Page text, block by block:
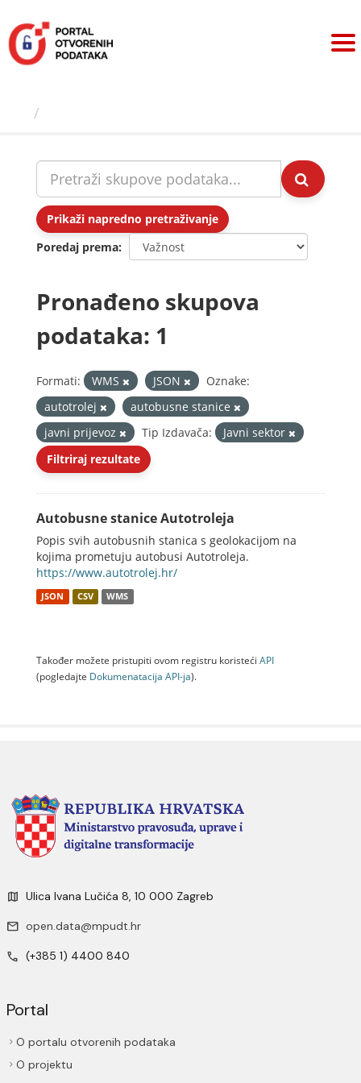
sadržaj
Prikaži napredno pretraživanje
Poredaj prema
Pronađeno skupova
podataka: 1
Formati: WMS JSON
Oznake:
autotrolej
autobusne stanice
javni prijevoz
Tip Izdavača:
Javni sektor
Filtriraj rezultate
Autobusne stanice Autotroleja
Popis svih autobusnih stanica s geolokacijom na
kojima prometuju autobusi Autotroleja.
https://www.autotrolej.hr/
JSON CSV WMS
Također možete pristupiti ovom registru koristeći API
(pogledajte Dokumenаtаcijа API-jа).